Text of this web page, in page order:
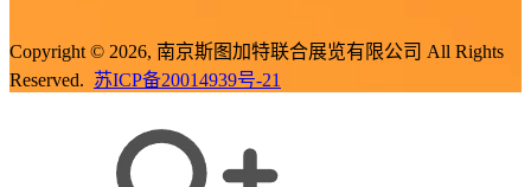
Copyright © 2026, 南京斯图加特联合展览有限公司 All Rights
Reserved. 苏ICP备20014939号-21